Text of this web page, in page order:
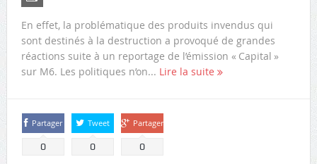
En effet, la problématique des produits invendus qui
sont destinés à la destruction a provoqué de grandes
réactions suite à un reportage de l’émission « Capital »
sur M6. Les politiques n’on... Lire la suite
Partager
0
Tweet
0
Partager
0